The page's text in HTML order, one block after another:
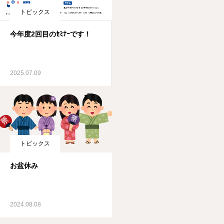
トピックス
今年度2回目のｾﾐﾅｰです！
2025.07.09
トピックス
お盆休み
2024.08.08